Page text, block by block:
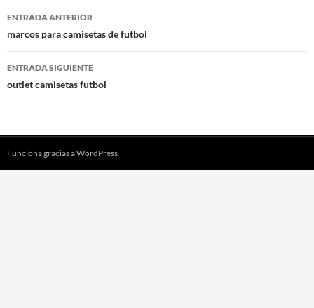
Navegación
de
entradas
ENTRADA ANTERIOR
marcos para camisetas de futbol
ENTRADA SIGUIENTE
outlet camisetas futbol
Funciona gracias a WordPress